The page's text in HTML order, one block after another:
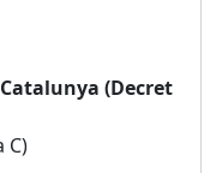
(Decret
C)